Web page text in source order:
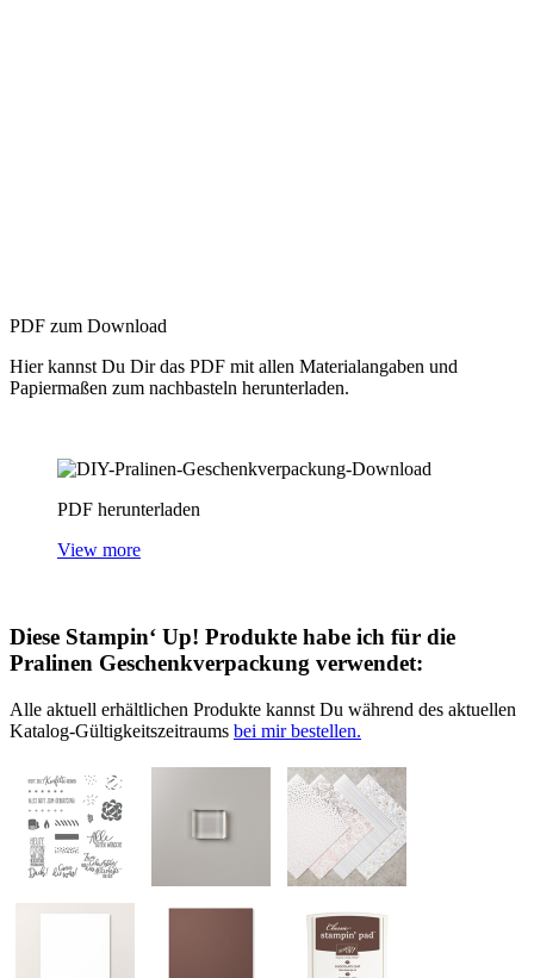
PDF zum Download
Hier kannst Du Dir das PDF mit allen Materialangaben und
Papiermaßen zum nachbasteln herunterladen.
PDF herunterladen
View more
Diese Stampin‘ Up! Produkte habe ich für die
Pralinen Geschenkverpackung verwendet:
Alle aktuell erhältlichen Produkte kannst Du während des aktuellen
Katalog-Gültigkeitszeitraums bei mir bestellen.